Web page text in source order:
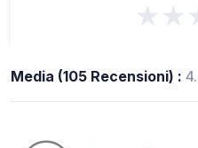
Media (105 Recensioni) :